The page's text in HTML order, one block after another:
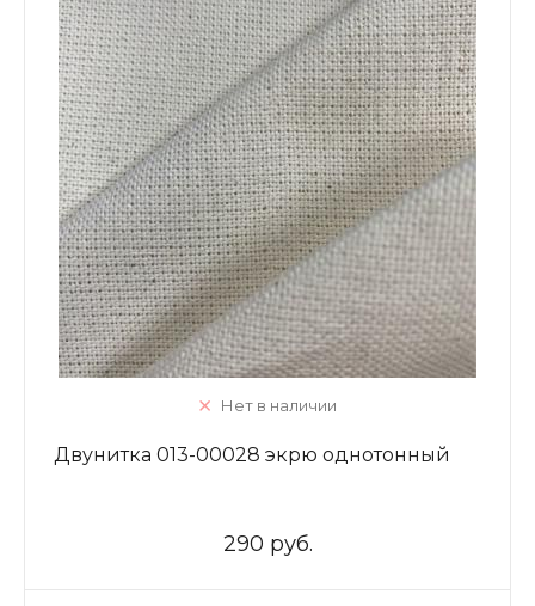
Нет в наличии
Двунитка 013-00028 экрю однотонный
290 руб.